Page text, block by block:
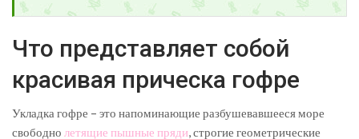
Что представляет собой
красивая прическа гофре
Укладка гофре – это напоминающие разбушевавшееся море
свободно летящие пышные пряди , строгие геометрические